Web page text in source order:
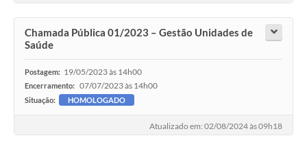
Chamada Pública 01/2023 – Gestão Unidades de
Saúde
Postagem: 19/05/2023 às 14h00
Encerramento: 07/07/2023 às 14h00
Situação: HOMOLOGADO
Atualizado em: 02/08/2024 às 09h18